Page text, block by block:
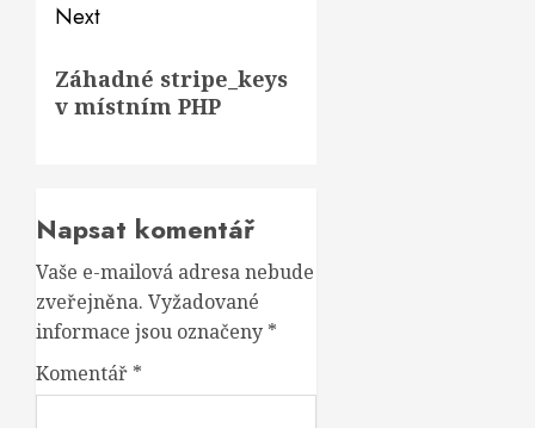
Next
post:
Záhadné stripe_keys
v místním PHP
Napsat komentář
Vaše e-mailová adresa nebude
zveřejněna. Vyžadované
informace jsou označeny *
Komentář *